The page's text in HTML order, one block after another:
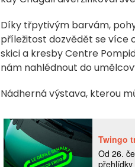
Díky třpytivým barvám,
příležitost dozvědět se
skici a kresby Centre
nám nahlédnout do
Nádherná výstava, kterou